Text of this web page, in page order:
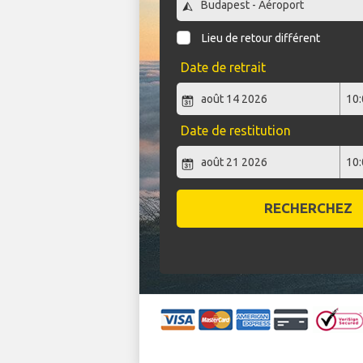
Lieu de retour différent
Date de retrait
Date de restitution
RECHERCHEZ